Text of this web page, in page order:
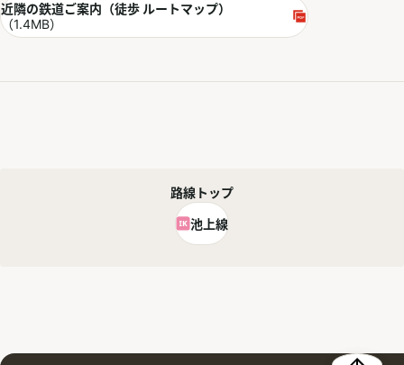
近隣の鉄道ご案内（徒歩 ルートマップ）
（1.4MB）
路線トップ
池上線